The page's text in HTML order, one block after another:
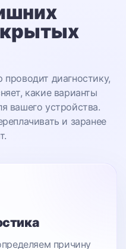
диагностику,
какие варианты
вашего устройства.
и заранее
причину